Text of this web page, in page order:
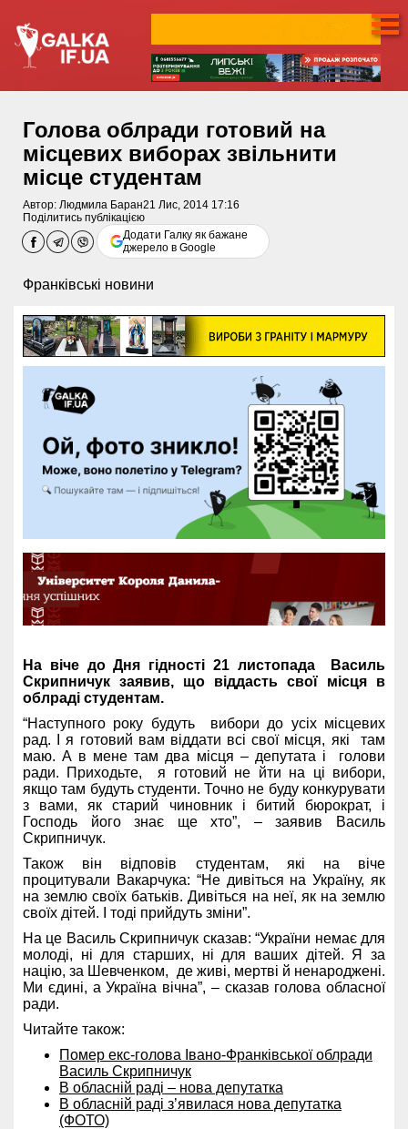
Голова облради готовий на
місцевих виборах звільнити
місце студентам
Автор: Людмила Баран21 Лис, 2014 17:16
Поділитись публікацією
Додати Галку як бажане
джерело в Google
Франківські новини
На віче до Дня гідності 21 листопада Василь
Скрипничук заявив, що віддасть свої місця в
облраді студентам.
“Наступного року будуть вибори до усіх місцевих
рад. І я готовий вам віддати всі свої місця, які там
маю. А в мене там два місця – депутата і голови
ради. Приходьте, я готовий не йти на ці вибори,
якщо там будуть студенти. Точно не буду конкурувати
з вами, як старий чиновник і битий бюрократ, і
Господь його знає ще хто”, – заявив Василь
Скрипничук.
Також він відповів студентам, які на віче
процитували Вакарчука: “Не дивіться на Україну, як
на землю своїх батьків. Дивіться на неї, як на землю
своїх дітей. І тоді прийдуть зміни”.
На це Василь Скрипничук сказав: “України немає для
молоді, ні для старших, ні для ваших дітей. Я за
націю, за Шевченком, де живі, мертві й ненароджені.
Ми єдині, а Україна вічна”, – сказав голова обласної
ради.
Читайте також:
Помер екс-голова Івано-Франківської облради
Василь Скрипничук
В обласній раді – нова депутатка
В обласній раді з’явилася нова депутатка
(ФОТО)